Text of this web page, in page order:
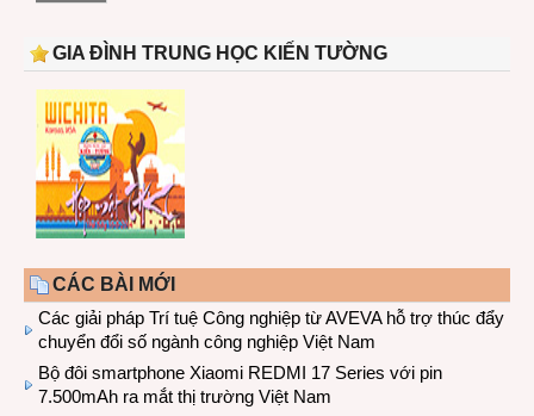
GIA ĐÌNH TRUNG HỌC KIẾN TƯỜNG
CÁC BÀI MỚI
Các giải pháp Trí tuệ Công nghiệp từ AVEVA hỗ trợ thúc đẩy
chuyển đổi số ngành công nghiệp Việt Nam
Bộ đôi smartphone Xiaomi REDMI 17 Series với pin
7.500mAh ra mắt thị trường Việt Nam